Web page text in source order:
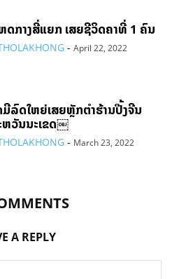
ດກາງສີ່ແຍກ ເສຍຊີວິດຄາທີ່ 1 ຄົນ
- April 22, 2022
ມີລົດໃຫຍ່ເສຍຫຼັກຕຳຮ້ານປີ້ງຈີນ
ຫວັນນະເຂດ￼
- March 23, 2022
A REPLY